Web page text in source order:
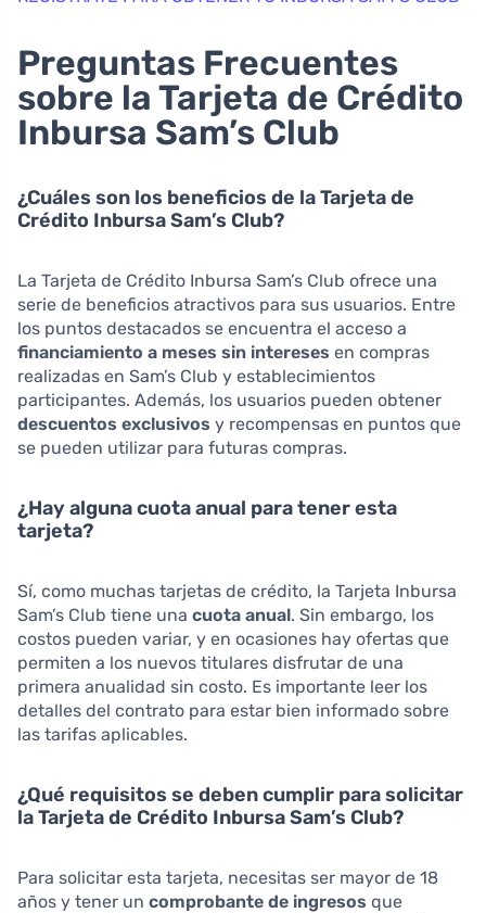
Preguntas Frecuentes
sobre la Tarjeta de Crédito
Inbursa Sam’s Club
¿Cuáles son los beneficios de la Tarjeta de
Crédito Inbursa Sam’s Club?
La Tarjeta de Crédito Inbursa Sam’s Club ofrece una
serie de beneficios atractivos para sus usuarios. Entre
los puntos destacados se encuentra el acceso a
financiamiento a meses sin intereses en compras
realizadas en Sam’s Club y establecimientos
participantes. Además, los usuarios pueden obtener
descuentos exclusivos y recompensas en puntos que
se pueden utilizar para futuras compras.
¿Hay alguna cuota anual para tener esta
tarjeta?
Sí, como muchas tarjetas de crédito, la Tarjeta Inbursa
Sam’s Club tiene una cuota anual. Sin embargo, los
costos pueden variar, y en ocasiones hay ofertas que
permiten a los nuevos titulares disfrutar de una
primera anualidad sin costo. Es importante leer los
detalles del contrato para estar bien informado sobre
las tarifas aplicables.
¿Qué requisitos se deben cumplir para solicitar
la Tarjeta de Crédito Inbursa Sam’s Club?
Para solicitar esta tarjeta, necesitas ser mayor de 18
años y tener un comprobante de ingresos que